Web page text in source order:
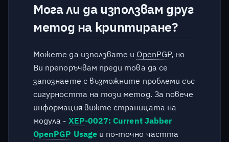
Мога ли да използвам друг
метод на криптиране?
Можете да използвате и OpenPGP, но
Ви препоръчвам преди това да се
запознаете с възможните проблеми със
сигурността на този метод. За повече
информация вижте страницата на
модула - XEP-0027: Current Jabber
OpenPGP Usageи по-точно частта